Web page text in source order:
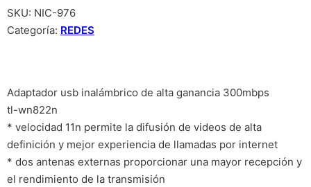
SKU: NIC-976
Categoría: REDES
Adaptador usb inalámbrico de alta ganancia 300mbps
tl-wn822n
* velocidad 11n permite la difusión de videos de alta
definición y mejor experiencia de llamadas por internet
* dos antenas externas proporcionar una mayor recepción y
el rendimiento de la transmisión